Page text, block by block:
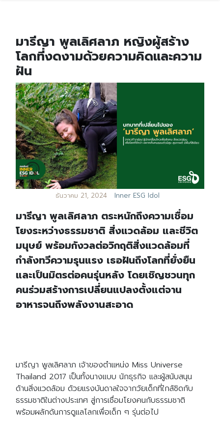
มารีญา พูลเลิศลาภ หญิงผู้สร้าง
โลกที่งดงามด้วยความคิดและความ
ฝัน
ธันวาคม 21, 2024 Inner ESG Idol
มารีญา พูลเลิศลาภ ตระหนักถึงความเชื่อม
โยงระหว่างธรรมชาติ สิ่งแวดล้อม และชีวิต
มนุษย์ พร้อมกังวลต่อวิกฤติสิ่งแวดล้อมที่
กำลังทวีความรุนแรง เธอฝันถึงโลกที่ยั่งยืน
และเป็นมิตรต่อคนรุ่นหลัง โดยเชิญชวนทุก
คนร่วมสร้างการเปลี่ยนแปลงตั้งแต่จาน
อาหารจนถึงพลังงานสะอาด
มารีญา พูลเลิศลาภ เจ้าของตำแหน่ง Miss Universe
Thailand 2017 เป็นทั้งนางแบบ นักธุรกิจ และผู้สนับสนุน
ด้านสิ่งแวดล้อม ด้วยแรงบันดาลใจจากวัยเด็กที่ใกล้ชิดกับ
ธรรมชาติในต่างประเทศ สู่การเชื่อมโยงคนกับธรรมชาติ
พร้อมผลักดันการดูแลโลกเพื่อเด็ก ๆ รุ่นต่อไป